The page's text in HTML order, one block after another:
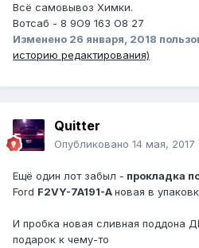
Всё самовывоз Химки.
Вотсаб - 8 9О9 16З О8 27
Изменено 26 января, 2018
историю редактирования)
Quitter
Опубликовано 14 мая, 2017
Ещё один лот забыл - прокладка
Ford F2VY-7A191-Aновая в
И пробка новая сливная поддона
подарок к чему-то